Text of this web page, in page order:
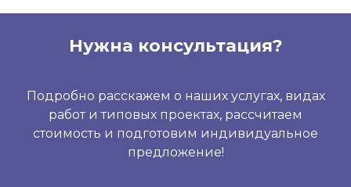
Нужна консультация?
Подробно расскажем о наших услугах, видах
работ и типовых проектах, рассчитаем
стоимость и подготовим индивидуальное
предложение!